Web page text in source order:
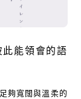
能領會的語
夠寬闊與溫柔的